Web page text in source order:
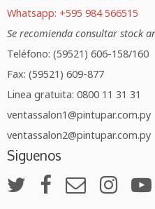
Whatsapp: +595 984 566515
Se recomienda consultar stock
Teléfono: (59521) 606-158/160
Fax: (59521) 609-877
Linea gratuita: 0800 11 31 31
ventassalon1@pintupar.com.py
ventassalon2@pintupar.com.py
Siguenos